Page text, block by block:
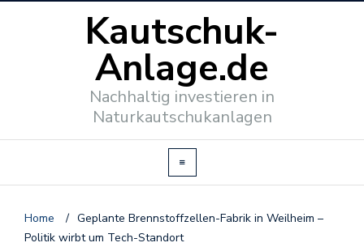
Kautschuk-
Anlage.de
Nachhaltig investieren in
Naturkautschukanlagen
Home / Geplante Brennstoffzellen-Fabrik in Weilheim –
Politik wirbt um Tech-Standort